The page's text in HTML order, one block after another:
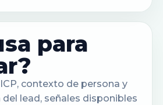
para
contexto de persona y
lead, señales disponibles